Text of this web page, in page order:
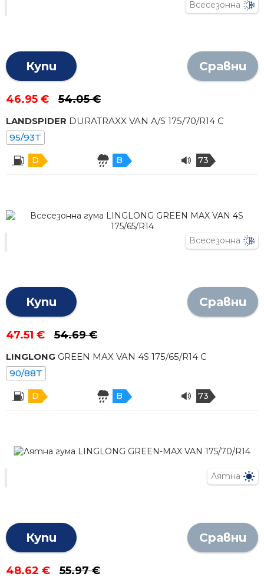
Всесезонна
Купи Сравни
46.95 € 54.05 €
LANDSPIDER DURATRAXX VAN A/S 175/70/R14 C
95/93T
D B 73
Всесезонна
Купи Сравни
47.51 € 54.69 €
LINGLONG GREEN MAX VAN 4S 175/65/R14 C
90/88T
D B 73
Лятна
Купи Сравни
48.62 € 55.97 €